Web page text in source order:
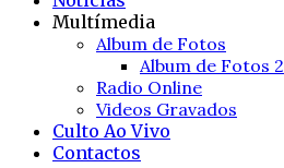
Multímedia
Album de Fotos
Album de Fotos 2
Radio Online
Videos Gravados
Culto Ao Vivo
Contactos